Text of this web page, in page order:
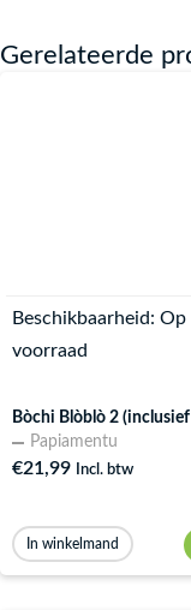
Gerelateerde
Beschikbaarheid: Op
voorraad
Bòchi Blòblò 2
Papiamentu
€21,99 Incl. btw
In winkelmand